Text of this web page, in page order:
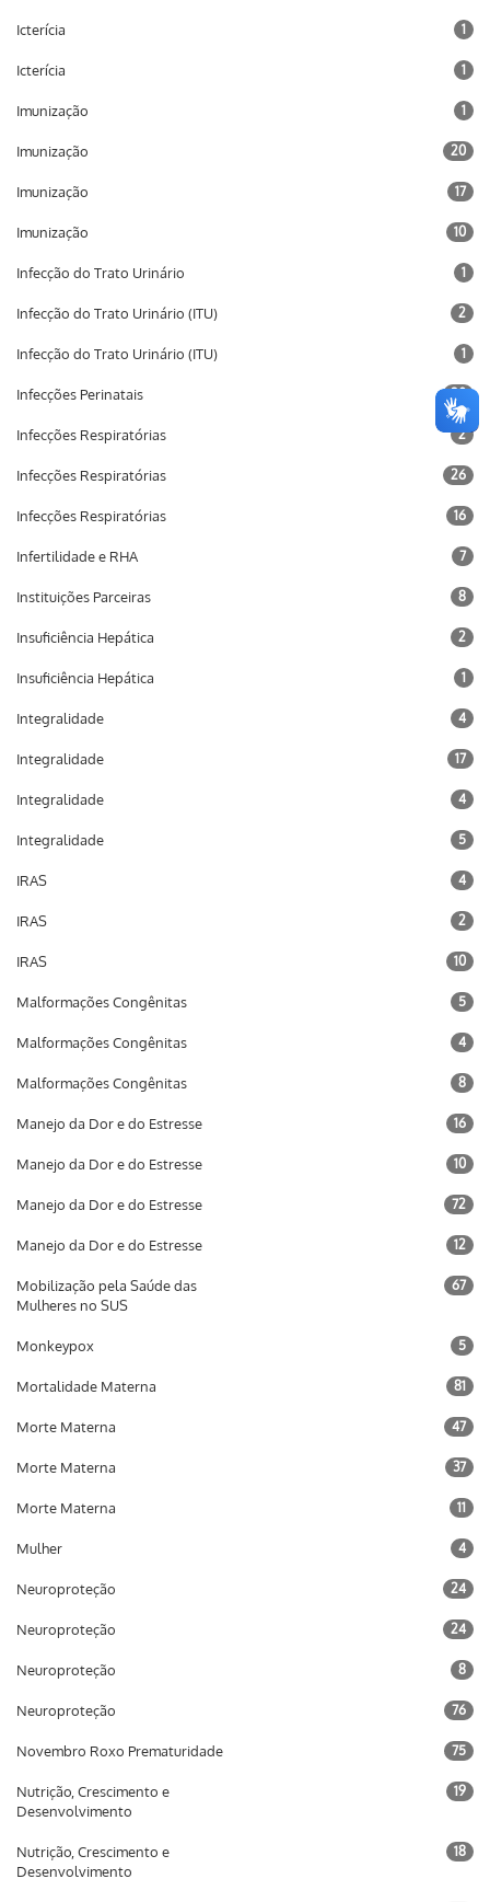
Icterícia 1
Icterícia 1
Imunização 1
Imunização 20
Imunização 17
Imunização 10
Infecção do Trato Urinário 1
Infecção do Trato Urinário (ITU) 2
Infecção do Trato Urinário (ITU) 1
Infecções Perinatais 20
Infecções Respiratórias 2
Infecções Respiratórias 26
Infecções Respiratórias 16
Infertilidade e RHA 7
Instituições Parceiras 8
Insuficiência Hepática 2
Insuficiência Hepática 1
Integralidade 4
Integralidade 17
Integralidade 4
Integralidade 5
IRAS 4
IRAS 2
IRAS 10
Malformações Congênitas 5
Malformações Congênitas 4
Malformações Congênitas 8
Manejo da Dor e do Estresse 16
Manejo da Dor e do Estresse 10
Manejo da Dor e do Estresse 72
Manejo da Dor e do Estresse 12
Mobilização pela Saúde das
Mulheres no SUS
67
Monkeypox 5
Mortalidade Materna 81
Morte Materna 47
Morte Materna 37
Morte Materna 11
Mulher 4
Neuroproteção 24
Neuroproteção 24
Neuroproteção 8
Neuroproteção 76
Novembro Roxo Prematuridade 75
Nutrição, Crescimento e
Desenvolvimento
19
Nutrição, Crescimento e
Desenvolvimento
18